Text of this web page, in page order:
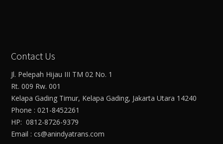
Contact Us
Jl. Pelepah Hijau III TM 02 No. 1
Rt. 009 Rw. 001
Kelapa Gading Timur, Kelapa Gading, Jakarta Utara 14240
Phone : 021-8452261
HP: 0812-8726-9379
Email : cs@anindyatrans.com